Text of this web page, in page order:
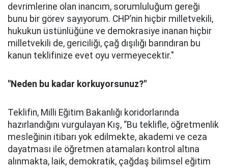
devrimlerine olan inancım, sorumluluğum gereği
bunu bir görev sayıyorum. CHP’nin hiçbir milletvekili,
hukukun üstünlüğüne ve demokrasiye inanan hiçbir
milletvekili de, gericiliği, çağ dışılığı barındıran bu
kanun teklifinize evet oyu vermeyecektir."
"Neden bu kadar korkuyorsunuz?"
Teklifin, Milli Eğitim Bakanlığı koridorlarında
hazırlandığını vurgulayan Kış, “Bu teklifle, öğretmenlik
mesleğinin itibarı yok edilmekte, akademi ve ceza
dayatması ile öğretmen atamaları kontrol altına
alınmakta, laik, demokratik, çağdaş bilimsel eğitim